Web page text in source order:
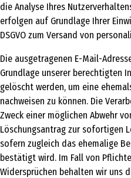
die Analyse Ihres
erfolgen auf Grundlage Ihrer
DSGVO zum Versand von
Die ausgetragenen E-Mail-
Grundlage unserer berechtigten
gelöscht werden, um eine
nachweisen zu können. Die
Zweck einer möglichen Abwehr
Löschungsantrag zur sofortigen
sofern zugleich das ehemalige
bestätigt wird. Im Fall von
Widersprüchen behalten wir uns